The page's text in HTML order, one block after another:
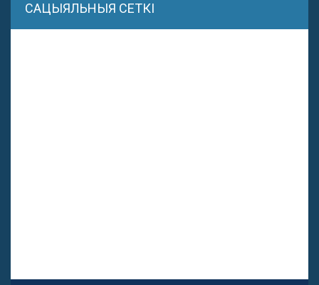
САЦЫЯЛЬНЫЯ СЕТКІ